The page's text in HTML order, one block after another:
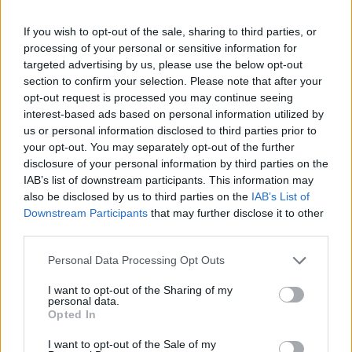
If you wish to opt-out of the sale, sharing to third parties, or
processing of your personal or sensitive information for
targeted advertising by us, please use the below opt-out
section to confirm your selection. Please note that after your
opt-out request is processed you may continue seeing
interest-based ads based on personal information utilized by
us or personal information disclosed to third parties prior to
your opt-out. You may separately opt-out of the further
disclosure of your personal information by third parties on the
IAB’s list of downstream participants. This information may
also be disclosed by us to third parties on the IAB’s List of
Downstream Participants that may further disclose it to other
Personal Data Processing Opt Outs
I want to opt-out of the Sharing of my
personal data.
Opted In
I want to opt-out of the Sale of my
περιορισμένη όταν μιλάμε για το γυναικείο σώμα και
τη σεξουαλική εμπειρία.Ενώ η γενιά των millenials
και των Gen Z γνωρίζουν καλύτερα τους
ανατομικούς όρους για τα γεννητικά τους όργανα,
από ότι προηγούμενες γενιές, παρόλαυτα υπάρχει
ακόμα έναγλωσσικό κώλυμααναφορικά με τα
γυναικεία όργανα και το μη διεισδυτικό σεξ, με
αποτέλεσμα οι επίσημοι όροι να μοιάζουν άβολοι και
παράταιροι.
Ενώ οι κώδικες επιτρέπουν στους νέους να μιλούν
πιο ελεύθερα για τα μέρη του σώματός τους,